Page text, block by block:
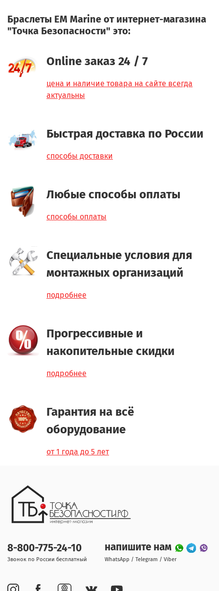
Браслеты EM Marine от интернет-магазина
"Точка Безопасности" это:
Online заказ 24 / 7
цена и наличие товара на сайте всегда
актуальны
Быстрая доставка по России
способы доставки
Любые способы оплаты
способы оплаты
Специальные условия для
монтажных организаций
подробнее
Прогрессивные и
накопительные скидки
подробнее
Гарантия на всё
оборудование
от 1 года до 5 лет
8-800-775-24-10
Звонок по России бесплатный
напишите нам
WhatsApp / Telegram / Viber